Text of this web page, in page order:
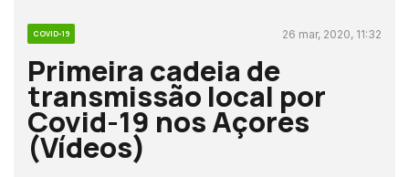
COVID-19 26 mar, 2020, 11:32
Primeira cadeia de
transmissão local por
Covid-19 nos Açores
(Vídeos)